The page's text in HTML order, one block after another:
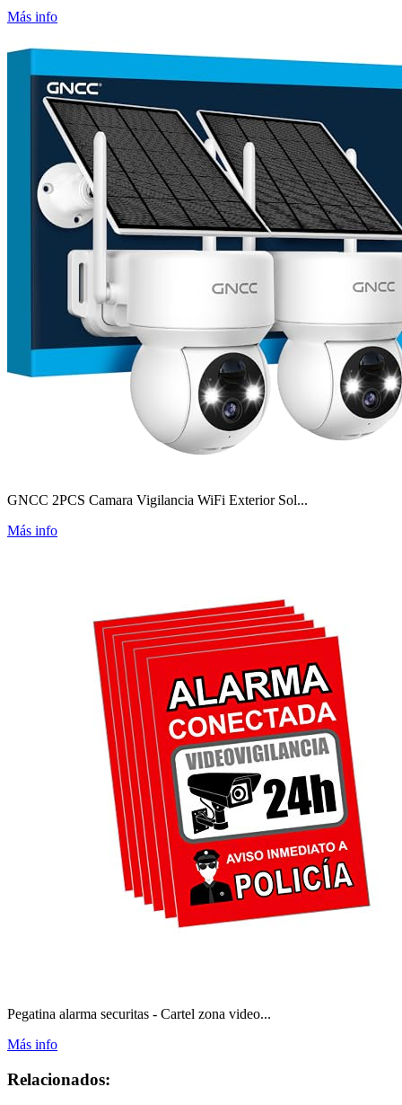
Más info
GNCC 2PCS Camara Vigilancia WiFi Exterior Sol...
Más info
Pegatina alarma securitas - Cartel zona video...
Más info
Relacionados: